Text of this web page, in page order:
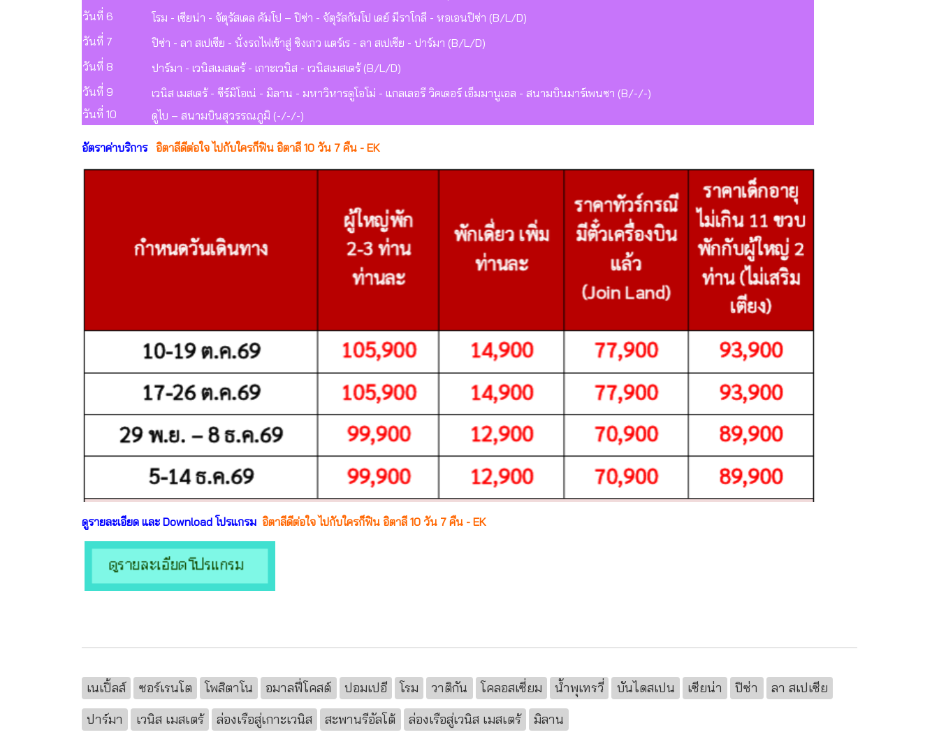
วันที่ 6
โรม - เซียน่า - จัตุรัสเดล คัมโป – ปิซ่า - จัตุรัสกัมโป เดย์ มีราโกลี - หอเอนปิซ่า (B/L/D)
วันที่ 7
ปิซ่า - ลา สเปเซีย - นั่งรถไฟเข้าสู่ ซิงเกว แตร์เร - ลา สเปเซีย - ปาร์มา (B/L/D)
วันที่ 8
ปาร์มา - เวนิสเมสเตร้ - เกาะเวนิส - เวนิสเมสเตร้ (B/L/D)
วันที่ 9
เวนิส เมสเตร้ - ซีร์มิโอเน่ - มิลาน - มหาวิหารดูโอโม่ - แกลเลอรี วิคเตอร์ เอ็มมานูเอล - สนามบินมาร์เพนซา (B/-/-)
วันที่ 10
ดูไบ – สนามบินสุวรรณภูมิ (-/-/-)
อัตราค่าบริการ อิตาลีดีต่อใจ ไปกับใครก็ฟิน อิตาลี 10 วัน 7 คืน - EK
ดูรายละเอียด และ Download โปรแกรม อิตาลีดีต่อใจ ไปกับใครก็ฟิน อิตาลี 10 วัน 7 คืน - EK
เนเปิ้ลส์ ซอร์เรนโต โพสิตาโน อมาลฟี่โคสต์ ปอมเปอี โรม วาติกัน โคลอสเซี่ยม น้ำพุเทรวี่ บันไดสเปน เซียน่า ปิซ่า
ลา สเปเซีย
ปาร์มา
เวนิส เมสเตร้ ล่องเรือสู่เกาะเวนิส สะพานรีอัลโต้ ล่องเรือสู่เวนิส เมสเตร้ มิลาน